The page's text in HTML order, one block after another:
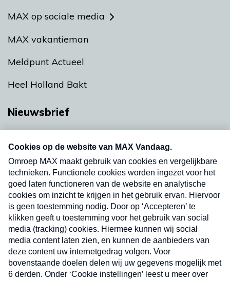
MAX op sociale media
MAX vakantieman
Meldpunt Actueel
Heel Holland Bakt
Nieuwsbrief
nieuwsbrief. Elke vrijdag- en dinsdagochtend in
uw mailbox.
Verzend